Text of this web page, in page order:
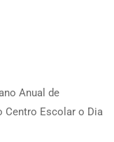
Anual de
Centro Escolar o Dia